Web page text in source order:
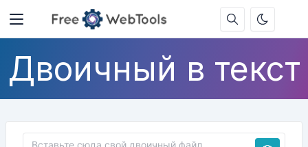
Двоичный в текст